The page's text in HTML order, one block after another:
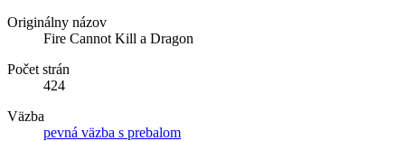
Originálny názov
Fire Cannot Kill a Dragon
Počet strán
424
Väzba
pevná väzba s prebalom